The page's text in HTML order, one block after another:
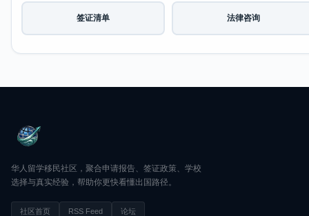
签证清单 法律咨询
华人留学移民社区，聚合申请报告、签证政策、学校
选择与真实经验，帮助你更快看懂出国路径。
社区首页 RSS Feed 论坛